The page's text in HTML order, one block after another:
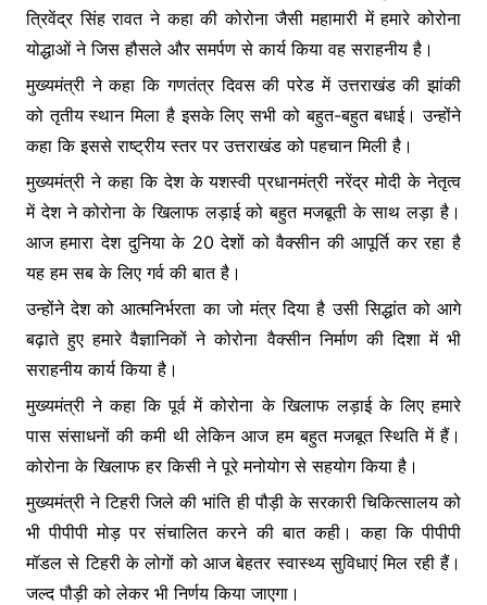
त्रिवेंद्र सिंह रावत ने कहा की कोरोना जैसी महामारी में हमारे कोरोना
योद्धाओं ने जिस हौसले और समर्पण से कार्य किया वह सराहनीय है।
मुख्यमंत्री ने कहा कि गणतंत्र दिवस की परेड में उत्तराखंड की झांकी
को तृतीय स्थान मिला है इसके लिए सभी को बहुत-बहुत बधाई। उन्होंने
कहा कि इससे राष्ट्रीय स्तर पर उत्तराखंड को पहचान मिली है।
मुख्यमंत्री ने कहा कि देश के यशस्वी प्रधानमंत्री नरेंद्र मोदी के नेतृत्व
में देश ने कोरोना के खिलाफ लड़ाई को बहुत मजबूती के साथ लड़ा है।
आज हमारा देश दुनिया के 20 देशों को वैक्सीन की आपूर्ति कर रहा है
यह हम सब के लिए गर्व की बात है।
उन्होंने देश को आत्मनिर्भरता का जो मंत्र दिया है उसी सिद्धांत को आगे
बढ़ाते हुए हमारे वैज्ञानिकों ने कोरोना वैक्सीन निर्माण की दिशा में भी
सराहनीय कार्य किया है।
मुख्यमंत्री ने कहा कि पूर्व में कोरोना के खिलाफ लड़ाई के लिए हमारे
पास संसाधनों की कमी थी लेकिन आज हम बहुत मजबूत स्थिति में हैं।
कोरोना के खिलाफ हर किसी ने पूरे मनोयोग से सहयोग किया है।
मुख्यमंत्री ने टिहरी जिले की भांति ही पौड़ी के सरकारी चिकित्सालय को
भी पीपीपी मोड़ पर संचालित करने की बात कही। कहा कि पीपीपी
मॉडल से टिहरी के लोगों को आज बेहतर स्वास्थ्य सुविधाएं मिल रही हैं।
जल्द पौड़ी को लेकर भी निर्णय किया जाएगा।